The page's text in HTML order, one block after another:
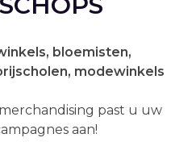
bloemisten,
modewinkels
past u uw
aan!